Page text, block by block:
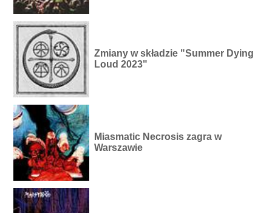
Zmiany w składzie "Summer Dying
Loud 2023"
Miasmatic Necrosis zagra w
Warszawie